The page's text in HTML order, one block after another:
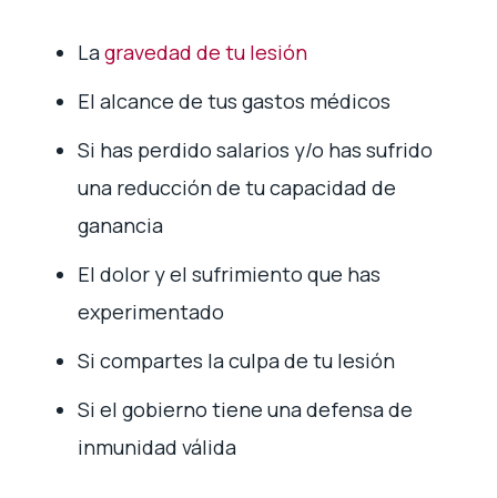
Lagravedad de tu lesión
El alcance de tus gastos médicos
Si has perdido salarios y/o has sufrido
una reducción de tu capacidad de
ganancia
El dolor y el sufrimiento que has
experimentado
Si compartes la culpa de tu lesión
Si el gobierno tiene una defensa de
inmunidad válida